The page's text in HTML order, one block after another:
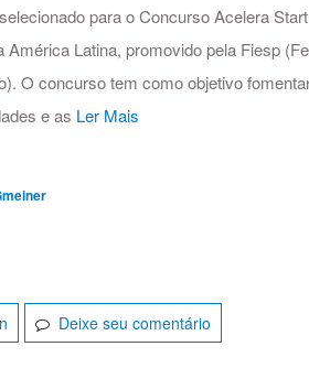
para o Concurso Acelera
América Latina, promovido pela Fiesp
O concurso tem como objetivo
e as Ler Mais
Deixe seu comentário